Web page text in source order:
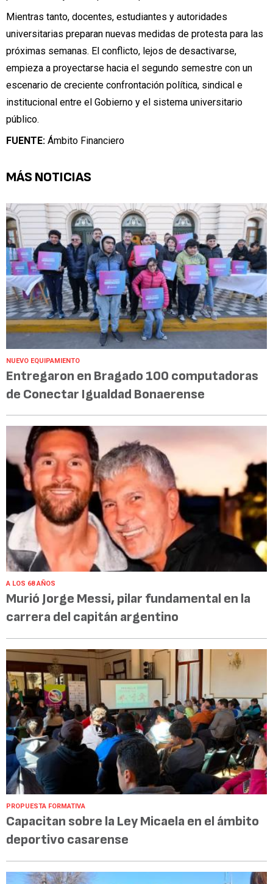
Mientras tanto, docentes, estudiantes y autoridades
universitarias preparan nuevas medidas de protesta para las
próximas semanas. El conflicto, lejos de desactivarse,
empieza a proyectarse hacia el segundo semestre con un
escenario de creciente confrontación política, sindical e
institucional entre el Gobierno y el sistema universitario
público.
FUENTE: Ámbito Financiero
MÁS NOTICIAS
NUEVO EQUIPAMIENTO
Entregaron en Bragado 100 computadoras
de Conectar Igualdad Bonaerense
A LOS 68 AÑOS
Murió Jorge Messi, pilar fundamental en la
carrera del capitán argentino
PROPUESTA FORMATIVA
Capacitan sobre la Ley Micaela en el ámbito
deportivo casarense